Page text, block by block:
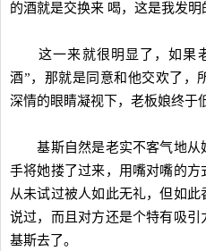
的酒就是交换来 喝，这是我发明
这一来就很明显了，如果
酒”，那就是同意和他交欢了，
深情的眼睛凝视下，老板娘终于
基斯自然是老实不客气地从
手将她搂了过来，用嘴对嘴的
从未试过被人如此无礼，但如
说过，而且对方还是个特有吸
基斯去了。